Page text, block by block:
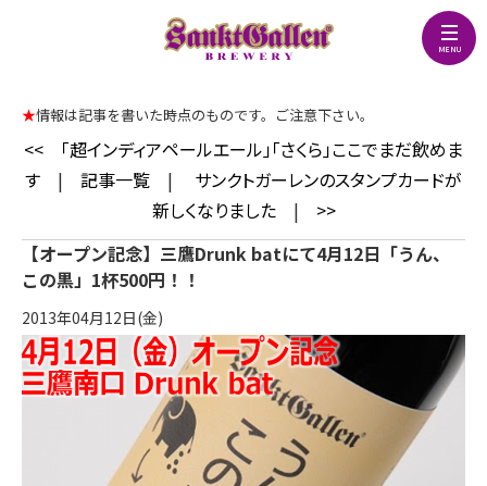
★情報は記事を書いた時点のものです。ご注意下さい。
<<
「超インディアペールエール」「さくら」ここでまだ飲めま
す | 記事一覧 |
サンクトガーレンのスタンプカードが
新しくなりました| >>
【オープン記念】三鷹Drunk batにて4月12日「うん、
この黒」1杯500円！！
2013年04月12日(金)